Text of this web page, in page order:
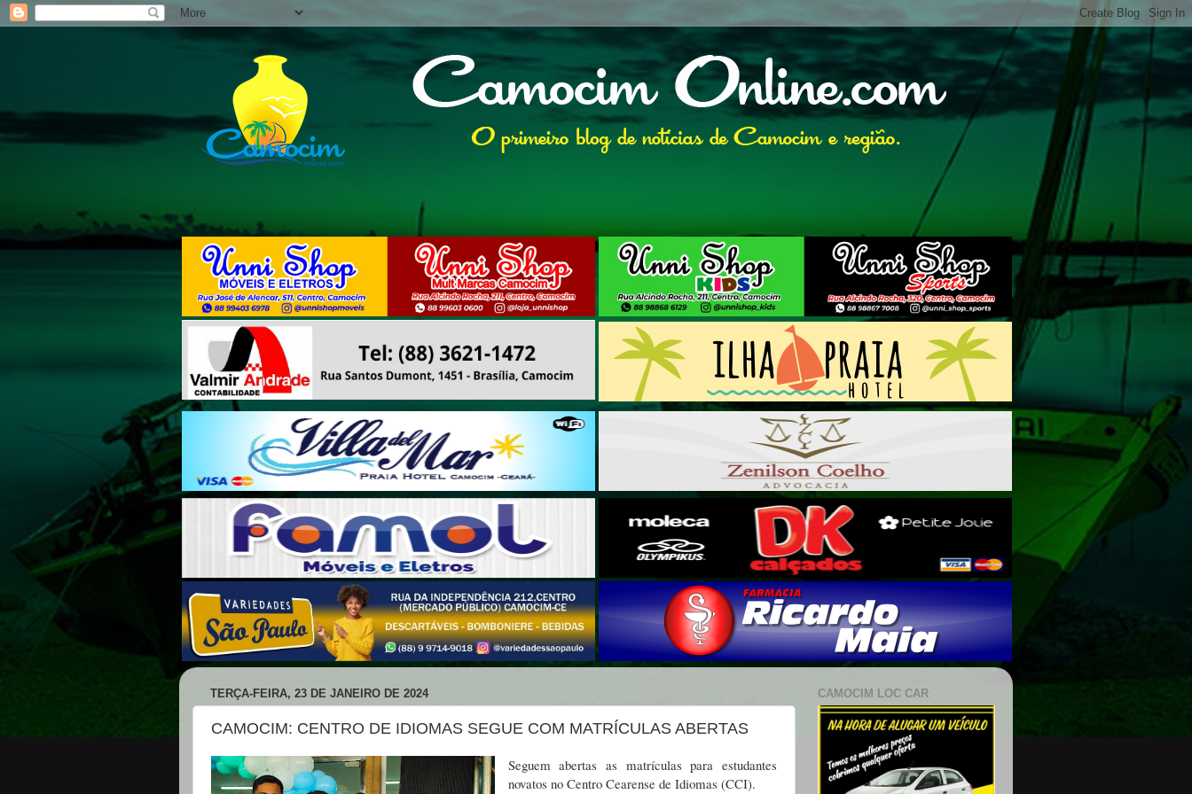
TERÇA-FEIRA, 23 DE JANEIRO DE 2024
CAMOCIM: CENTRO DE IDIOMAS SEGUE COM MATRÍCULAS ABERTAS
Seguem abertas as matrículas para estudantes
novatos no Centro Cearense de Idiomas (CCI).
CAMOCIM LOC CAR